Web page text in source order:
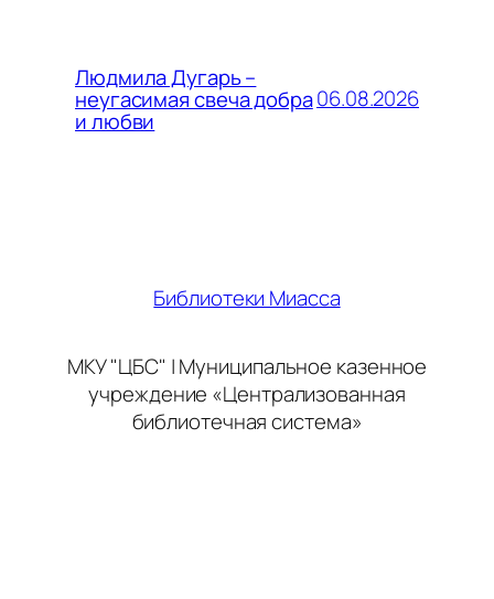
Людмила Дугарь –
неугасимая свеча добра
и любви
06.08.2026
Библиотеки Миасса
МКУ "ЦБС" | Муниципальное казенное
учреждение «Централизованная
библиотечная система»